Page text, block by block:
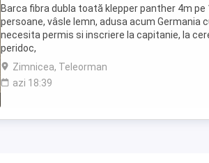
Barca fibra dubla toată klepper panther 4m
persoane, vâsle lemn, adusa acum Germania
necesita permis si inscriere la capitanie, la
peridoc,
Zimnicea, Teleorman
azi 18:39